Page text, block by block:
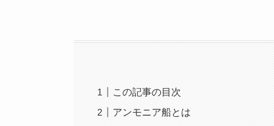
この記事の目次
アンモニア船とは